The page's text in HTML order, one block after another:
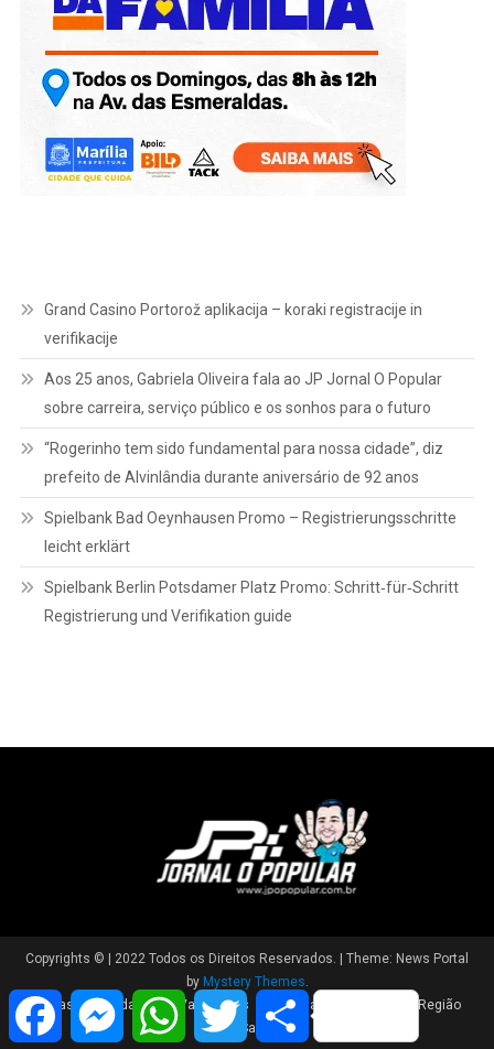
Grand Casino Portorož aplikacija – koraki registracije in
verifikacije
Aos 25 anos, Gabriela Oliveira fala ao JP Jornal O Popular
sobre carreira, serviço público e os sonhos para o futuro
“Rogerinho tem sido fundamental para nossa cidade”, diz
prefeito de Alvinlândia durante aniversário de 92 anos
Spielbank Bad Oeynhausen Promo – Registrierungsschritte
leicht erklärt
Spielbank Berlin Potsdamer Platz Promo: Schritt‑für‑Schritt
Registrierung und Verifikation guide
Copyrights © | 2022 Todos os Direitos Reservados.
Theme: News Portal
by Mystery Themes.
Brasil
Cidade Variedades Polícia
Região
Saúde
FacebookMessengerWhatsAppTwitter Share